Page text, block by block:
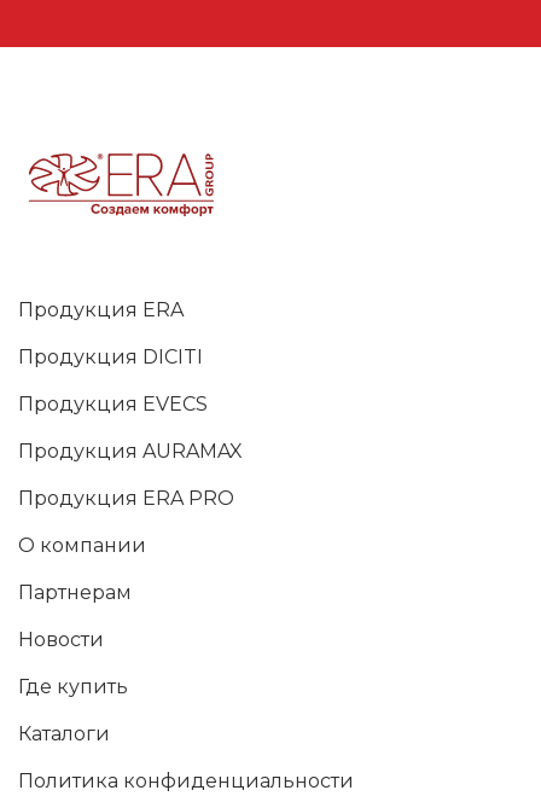
Продукция ERA
Продукция DICITI
Продукция EVECS
Продукция AURAMAX
Продукция ERA PRO
О компании
Партнерам
Новости
Где купить
Каталоги
Политика конфиденциальности